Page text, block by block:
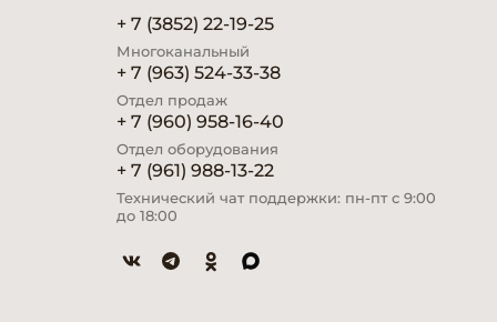
+ 7 (3852) 22-19-25
Многоканальный
+ 7 (963) 524-33-38
Отдел продаж
+ 7 (960) 958-16-40
Отдел оборудования
+ 7 (961) 988-13-22
Технический чат поддержки: пн-пт с 9:00
до 18:00